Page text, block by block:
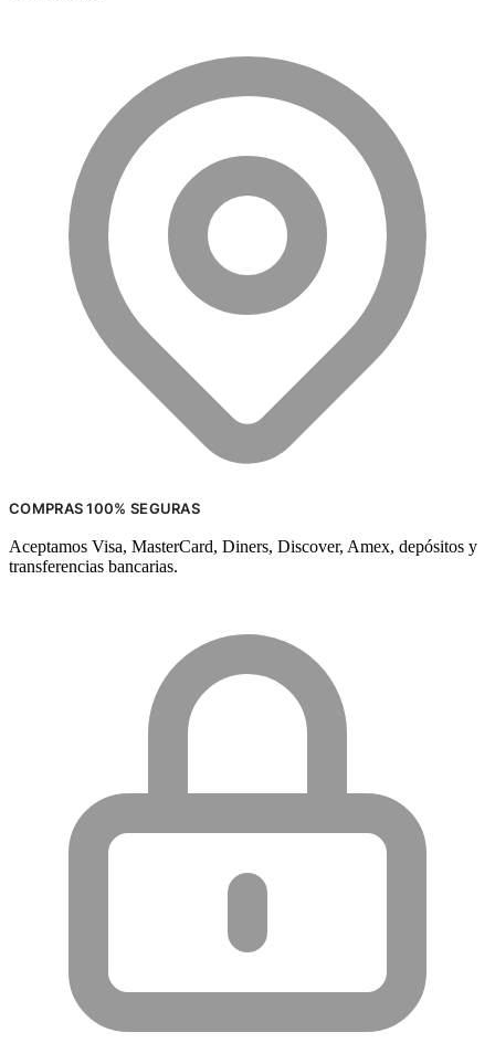
COMPRAS 100% SEGURAS
Aceptamos Visa, MasterCard, Diners, Discover, Amex, depósitos y
transferencias bancarias.